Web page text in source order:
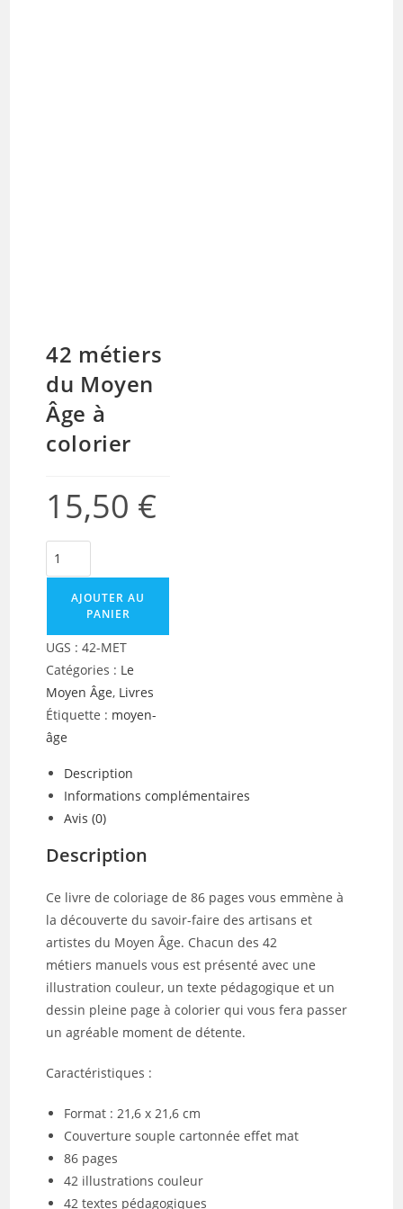
42 métiers
du Moyen
Âge à
colorier
15,50 €
quantité
de
métiers
du
Moyen
Âge
à
colorier
AJOUTER AU
PANIER
UGS :42-MET
Catégories : Le
Moyen Âge, Livres
Étiquette : moyen-
âge
Description
Informations complémentaires
Avis (0)
Description
Ce livre de coloriage de 86 pages vous emmène à
la découverte du savoir-faire des artisans et
artistes du Moyen Âge. Chacun des42
métiers manuels vous est présenté avec une
illustration couleur, un texte pédagogique et un
dessin pleine page à colorier qui vous fera passer
un agréable moment de détente.
Caractéristiques :
Format : 21,6 x 21,6 cm
Couverture souple cartonnée effet mat
86 pages
42 illustrations couleur
42 textes pédagogiques